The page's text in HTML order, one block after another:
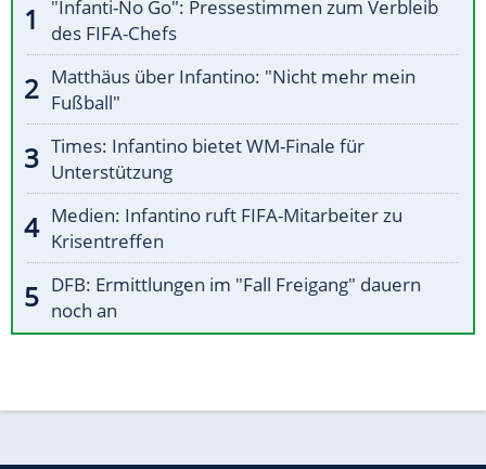
"Infanti-No Go": Pressestimmen zum Verbleib
des FIFA-Chefs
Matthäus über Infantino: "Nicht mehr mein
Fußball"
Times: Infantino bietet WM-Finale für
Unterstützung
Medien: Infantino ruft FIFA-Mitarbeiter zu
Krisentreffen
DFB: Ermittlungen im "Fall Freigang" dauern
noch an